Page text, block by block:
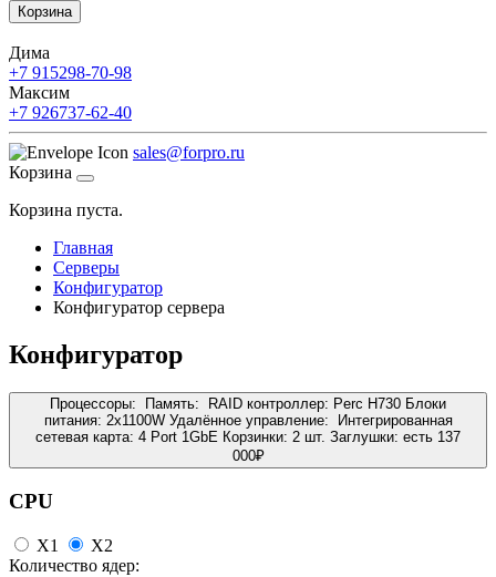
Корзина
Дима
+7 915298-70-98
Максим
+7 926737-62-40
sales@forpro.ru
Корзина
Корзина пуста.
Главная
Серверы
Конфигуратор
Конфигуратор сервера
Конфигуратор
Процессоры: Память: RAID контроллер: Perc H730 Блоки
питания: 2x1100W Удалённое управление:
Интегрированная
сетевая карта: 4 Port 1GbE Корзинки: 2 шт. Заглушки: есть 137
000₽
CPU
X1
X2
Количество ядер: